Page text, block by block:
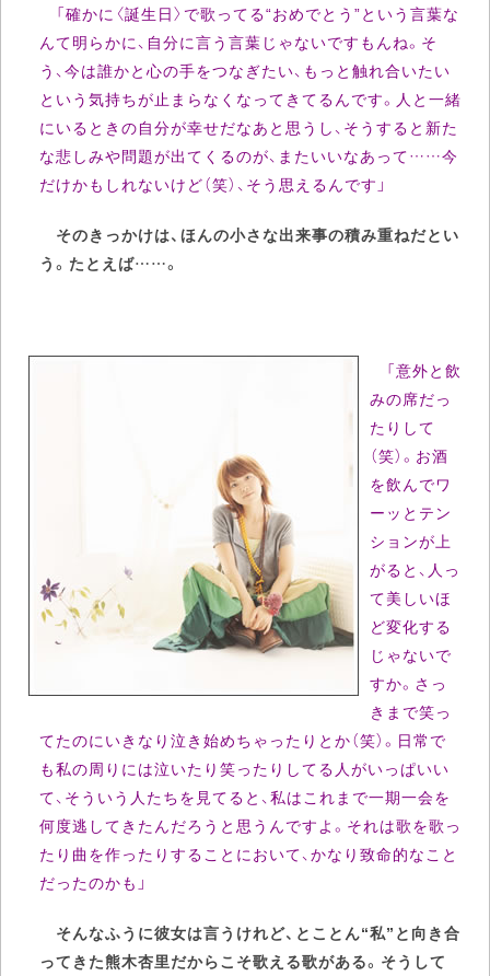
「確かに〈誕生日〉で歌ってる“おめでとう”という言葉な
んて明らかに、自分に言う言葉じゃないですもんね。そ
う、今は誰かと心の手をつなぎたい、もっと触れ合いたい
という気持ちが止まらなくなってきてるんです。人と一緒
にいるときの自分が幸せだなあと思うし、そうすると新た
な悲しみや問題が出てくるのが、またいいなあって……今
だけかもしれないけど（笑）、そう思えるんです」
そのきっかけは、ほんの小さな出来事の積み重ねだとい
う。たとえば……。
「意外と飲
みの席だっ
たりして
（笑）。お酒
を飲んでワ
ーッとテン
ションが上
がると、人っ
て美しいほ
ど変化する
じゃないで
すか。さっ
きまで笑っ
てたのにいきなり泣き始めちゃったりとか（笑）。日常で
も私の周りには泣いたり笑ったりしてる人がいっぱいい
て、そういう人たちを見てると、私はこれまで一期一会を
何度逃してきたんだろうと思うんですよ。それは歌を歌っ
たり曲を作ったりすることにおいて、かなり致命的なこと
だったのかも」
そんなふうに彼女は言うけれど、とことん“私”と向き合
ってきた熊木杏里だからこそ歌える歌がある。そうして